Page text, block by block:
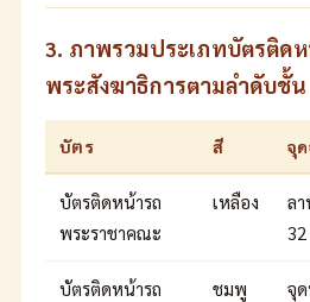
3. ภาพรวมประเภทบัตรติด
พระสังฆาธิการตามลำดับชั้น
บัตร สี จุ
บัตรติดหน้ารถ
พระราชาคณะ
เหลือง
ล
32
บัตรติดหน้ารถ
ชมพู
จุ